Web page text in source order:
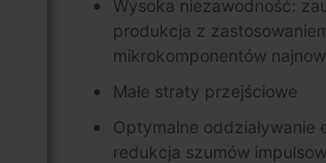
Wysoka niezawodność:
produkcja z
mikrokomponentów
Małe straty przejściowe
Optymalne oddziaływanie
redukcja szumów